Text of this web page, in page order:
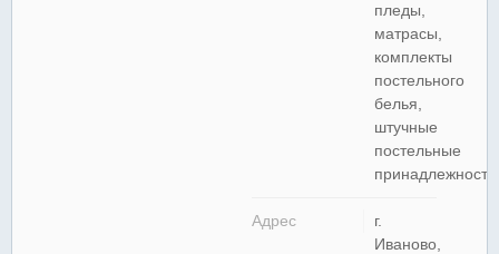
пледы,
матрасы,
комплекты
постельного
белья,
штучные
постельные
принадлежность.
Адрес
г.
Иваново,